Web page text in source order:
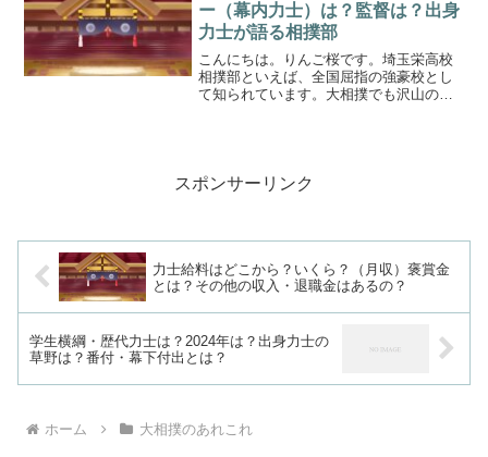
ー（幕内力士）は？監督は？出身
力士が語る相撲部
こんにちは。りんご桜です。埼玉栄高校
相撲部といえば、全国屈指の強豪校とし
て知られています。大相撲でも沢山の力
スポンサーリンク
力士給料はどこから？いくら？（月収）褒賞金
とは？その他の収入・退職金はあるの？
学生横綱・歴代力士は？2024年は？出身力士の
草野は？番付・幕下付出とは？
ホーム 大相撲のあれこれ